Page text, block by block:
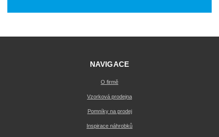
NAVIGACE
O firmě
Vzorková prodejna
Pomníky na prodej
Inspirace náhrobků